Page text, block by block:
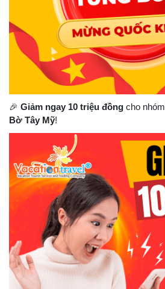
🎉 Giảm ngay 10 triệu đồng cho nhóm
Bờ Tây Mỹ!